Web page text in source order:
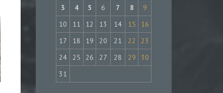
3
4 5 6 7 8
9
10
11 12 13 14 15
16
17
18 19 20 21 22
23
24
25 26 27 28 29
30
31